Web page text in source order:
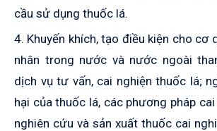
cầu sử dụng thuốc lá.
4. Khuyến khích, tạo điều kiện cho cơ
nhân trong nước và nước ngoài
dịch vụ tư vấn, cai nghiện thuốc lá;
hại của thuốc lá, các phương pháp
nghiên cứu và sản xuất thuốc cai